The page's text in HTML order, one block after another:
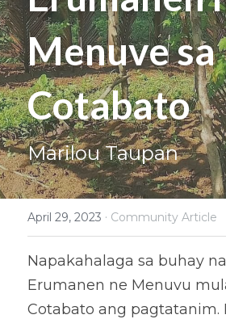
Coverage
Photos
Videos
Megsembatu Kite!
KPinay, May K Ka
Fëgëlukës at Linggëng
Illustrations
Poems
Search
Support LILAK
Menuve sa
Cotabato
Marilou Taupan
April 29, 2023 · Community Article
Napakahalaga sa buhay
Erumanen ne Menuvu
Cotabato ang pagtatanim.